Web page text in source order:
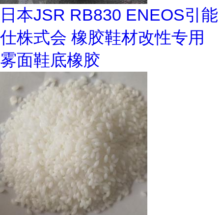
日本JSR RB830 ENEOS引能
仕株式会 橡胶鞋材改性专用
雾面鞋底橡胶